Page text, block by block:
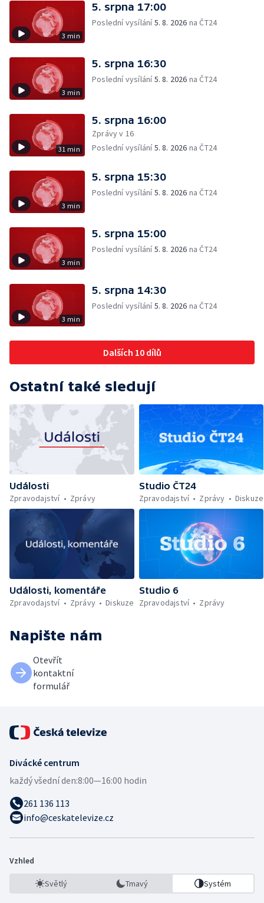
3 min
5. srpna 17:00
Poslední vysílání5. 8. 2026 na ČT24
3 min
5. srpna 16:30
Poslední vysílání5. 8. 2026 na ČT24
31 min
5. srpna 16:00
Zprávy v 16
Poslední vysílání5. 8. 2026 na ČT24
3 min
5. srpna 15:30
Poslední vysílání5. 8. 2026 na ČT24
3 min
5. srpna 15:00
Poslední vysílání5. 8. 2026 na ČT24
3 min
5. srpna 14:30
Poslední vysílání5. 8. 2026 na ČT24
Dalších 10 dílů
Ostatní také sledují
Události
Zpravodajství
Zprávy
Studio ČT24
Zpravodajství
Zprávy Diskuze
Události, komentáře
Zpravodajství
Zprávy Diskuze
Studio 6
Zpravodajství
Zprávy
Napište nám
Otevřít
kontaktní
formulář
Divácké centrum
každý všední den:8:00—16:00 hodin
261 136 113
info@ceskatelevize.cz
Vzhled
Světlý Tmavý Systém